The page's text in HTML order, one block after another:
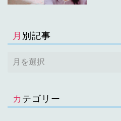
月別記事
カテゴリー